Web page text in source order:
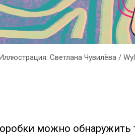
Светлана Чувилёва /
можно